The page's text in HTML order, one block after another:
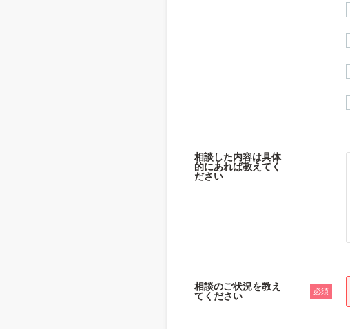
相談した内容は具体
的にあれば教えてく
ださい
相談のご状況を教え
てください
必須